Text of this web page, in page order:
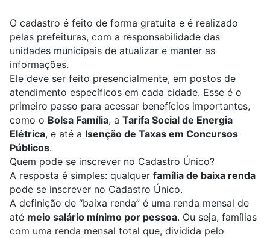
O cadastro é feito de forma gratuita e é realizado
pelas prefeituras, com a responsabilidade das
unidades municipais de atualizar e manter as
informações.
Ele deve ser feito presencialmente, em postos de
atendimento específicos em cada cidade. Esse é o
primeiro passo para acessar benefícios importantes,
como o Bolsa Família, a Tarifa Social de Energia
Elétrica, e até a Isenção de Taxas em Concursos
Públicos.
Quem pode se inscrever no Cadastro Único?
A resposta é simples: qualquer família de baixa renda
pode se inscrever no Cadastro Único.
A definição de “baixa renda” é uma renda mensal de
até meio salário mínimo por pessoa. Ou seja, famílias
com uma renda mensal total que, dividida pelo